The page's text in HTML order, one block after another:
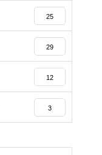
25
29
12
3